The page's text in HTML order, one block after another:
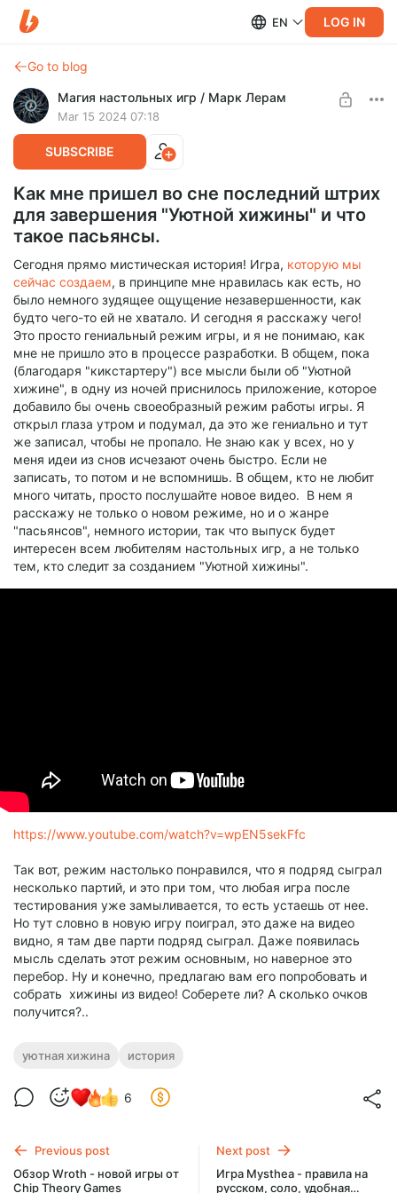
EN LOG IN
Go to blog
Магия настольных игр / Марк Лерам
Mar 15 2024 07:18
SUBSCRIBE
Как мне пришел во сне последний штрих
для завершения "Уютной хижины" и что
такое пасьянсы.
Сегодня прямо мистическая история! Игра, которую мы
сейчас создаем, в принципе мне нравилась как есть, но
было немного зудящее ощущение незавершенности, как
будто чего-то ей не хватало. И сегодня я расскажу чего!
Это просто гениальный режим игры, и я не понимаю, как
мне не пришло это в процессе разработки. В общем, пока
(благодаря "кикстартеру") все мысли были об "Уютной
хижине", в одну из ночей приснилось приложение, которое
добавило бы очень своеобразный режим работы игры. Я
открыл глаза утром и подумал, да это же гениально и тут
же записал, чтобы не пропало. Не знаю как у всех, но у
меня идеи из снов исчезают очень быстро. Если не
записать, то потом и не вспомнишь. В общем, кто не любит
много читать, просто послушайте новое видео. В нем я
расскажу не только о новом режиме, но и о жанре
"пасьянсов", немного истории, так что выпуск будет
интересен всем любителям настольных игр, а не только
тем, кто следит за созданием "Уютной хижины".
https://www.youtube.com/watch?v=wpEN5sekFfc
Так вот, режим настолько понравился, что я подряд сыграл
несколько партий, и это при том, что любая игра после
тестирования уже замыливается, то есть устаешь от нее.
Но тут словно в новую игру поиграл, это даже на видео
видно, я там две парти подряд сыграл. Даже появилась
мысль сделать этот режим основным, но наверное это
перебор. Ну и конечно, предлагаю вам его попробовать и
собрать хижины из видео! Соберете ли? А сколько очков
получится?..
уютная хижина история
6
Previous post
Обзор Wroth - новой игры от
Chip Theory Games
Next post
Игра Mysthea - правила на
русском, соло, удобная